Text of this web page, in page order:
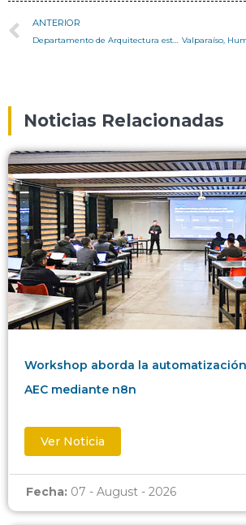
ANTERIOR
Noticias Relacionadas
Workshop aborda la
AEC mediante n8n
Ver Noticia
Fecha: 07 - August - 2026